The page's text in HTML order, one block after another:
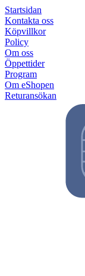
Startsidan
Kontakta oss
Köpvillkor
Policy
Om oss
Öppettider
Program
Om eShopen
Returansökan